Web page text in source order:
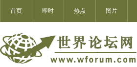
首页 即时 热点 图片